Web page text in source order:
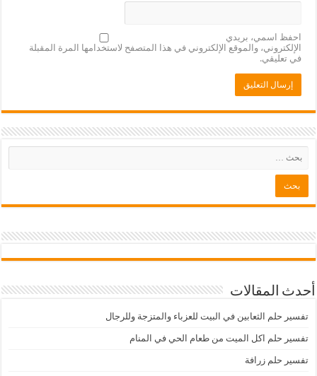
احفظ اسمي، بريدي
الإلكتروني، والموقع الإلكتروني في هذا المتصفح لاستخدامها المرة المقبلة
في تعليقي.
أحدث المقالات
تفسير حلم الثعابين في البيت للعزباء والمتزجة وللرجال
تفسير حلم اكل الميت من طعام الحي في المنام
تفسير حلم زرافة